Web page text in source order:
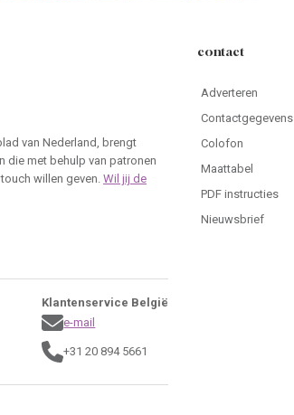
van Nederland, brengt
die met behulp van patronen
willen geven. Wil jij de
Klantenservice België
e-mail
+31 20 894 5661
contact
Adverteren
Contactgegevens
Colofon
Maattabel
PDF instructies
Nieuwsbrief